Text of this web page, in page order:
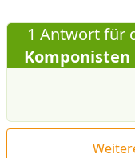
1 Antwort für
Komponisten